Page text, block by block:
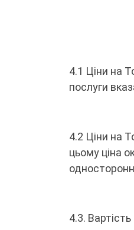
4.1 Ціни на
послуги
4.2 Ціни на
цьому ціна
4.3.